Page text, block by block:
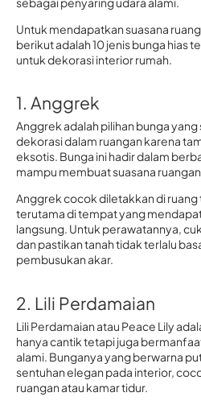
Untuk mendapatkan suasana
berikut adalah 10 jenis bunga hias
untuk dekorasi interior rumah.
1. Anggrek
Anggrek adalah pilihan bunga
dekorasi dalam ruangan karena
eksotis. Bunga ini hadir dalam
mampu membuat suasana
Anggrek cocok diletakkan di ruang
terutama di tempat yang
langsung. Untuk perawatannya,
dan pastikan tanah tidak terlalu
pembusukan akar.
2. Lili Perdamaian
Lili Perdamaian atau Peace Lily
hanya cantik tetapi juga
alami. Bunganya yang berwarna
sentuhan elegan pada interior,
ruangan atau kamar tidur.